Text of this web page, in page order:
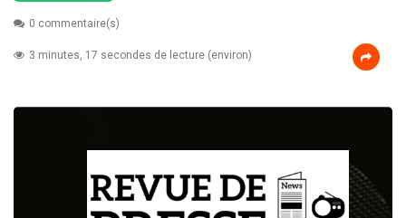
0 commentaire(s)
3 minutes, 17 secondes de lecture (environ)